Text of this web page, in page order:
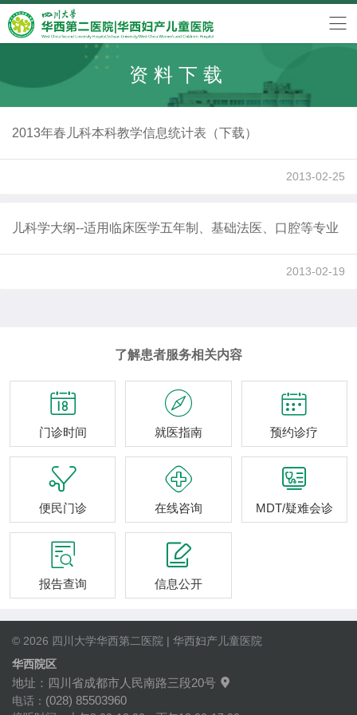
资料下载
2013年春儿科本科教学信息统计表（下载）
2013-02-25
儿科学大纲--适用临床医学五年制、基础法医、口腔等专业
2013-02-19
了解患者服务相关内容

门诊时间

就医指南

预约诊疗

便民门诊

在线咨询

MDT/疑难会诊

报告查询

信息公开
© 2026 四川大学华西第二医院 | 华西妇产儿童医院
华西院区
地址：四川省成都市人民南路三段20号 
电话： (028) 85503960